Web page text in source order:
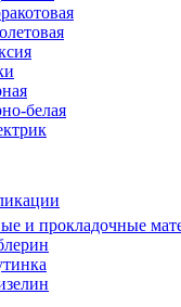
белая
и прокладочные